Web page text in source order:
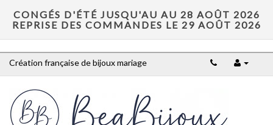
CONGÉS D'ÉTÉ JUSQU'AU AU 28 AOÛT 2026
REPRISE DES COMMANDES LE 29 AOÛT 2026
Création française de bijoux mariage